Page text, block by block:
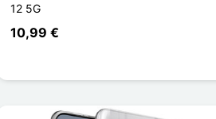
12 5G
10,99 €